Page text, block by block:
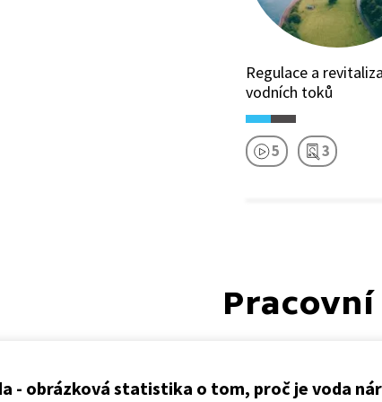
Regulace a
vodních toků
5 3
- obrázková statistika o tom, proč je voda